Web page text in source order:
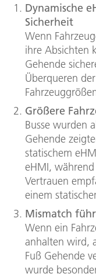
Dynamische
Sicherheit
Wenn
ihre Absichten
Gehende
Überqueren
Größere
Busse wurden
Gehende
statischem
eHMI, während
Vertrauen
einem
Mismatch
Wenn ein
anhalten wird,
Fuß Gehende
wurde